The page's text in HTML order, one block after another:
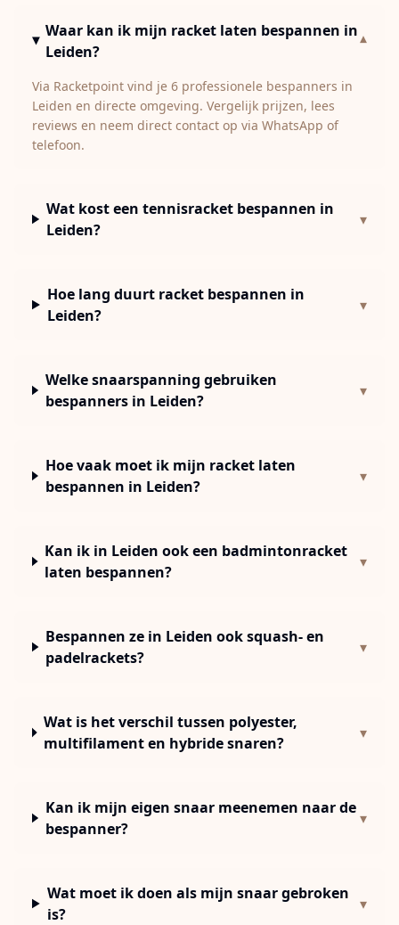
Waar kan ik mijn racket laten bespannen in
Leiden?
▾
Via Racketpoint vind je 6 professionele bespanners in
Leiden en directe omgeving. Vergelijk prijzen, lees
reviews en neem direct contact op via WhatsApp of
telefoon.
Wat kost een tennisracket bespannen in
Leiden?
▾
Hoe lang duurt racket bespannen in
Leiden?
▾
Welke snaarspanning gebruiken
bespanners in Leiden?
▾
Hoe vaak moet ik mijn racket laten
bespannen in Leiden?
▾
Kan ik in Leiden ook een badmintonracket
laten bespannen?
▾
Bespannen ze in Leiden ook squash- en
padelrackets?
▾
Wat is het verschil tussen polyester,
multifilament en hybride snaren?
▾
Kan ik mijn eigen snaar meenemen naar de
bespanner?
▾
Wat moet ik doen als mijn snaar gebroken
is?
▾